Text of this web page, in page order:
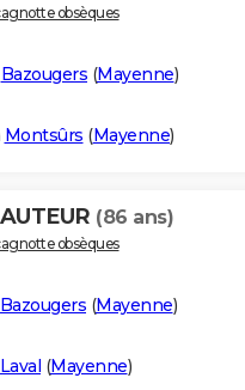
obsèques
Bazougers (Mayenne)
Montsûrs (Mayenne)
(86 ans)
obsèques
Bazougers (Mayenne)
Laval (Mayenne)